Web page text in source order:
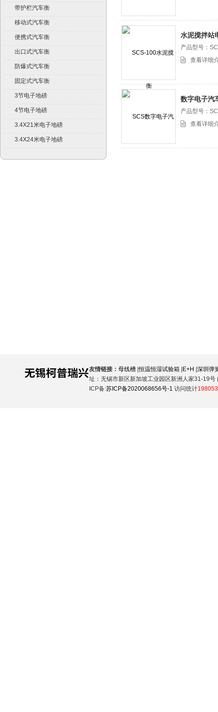
带护栏汽车衡
移动式汽车衡
便携式汽车衡
出口式汽车衡
防爆式汽车衡
固定式汽车衡
3节电子地磅
4节电子地磅
3.4X21米电子地磅
3.4X24米电子地磅
水泥搅拌站
产品型号：
查看详细
数字电子汽
产品型号：
查看详细
友情链接： 母线槽 |恒温恒湿试验箱 E+H 深圳弹
址：无锡市新区新加坡工业园区新洲人家31-19号
ICP备:苏ICP备2020068656号-1 访问统计198053